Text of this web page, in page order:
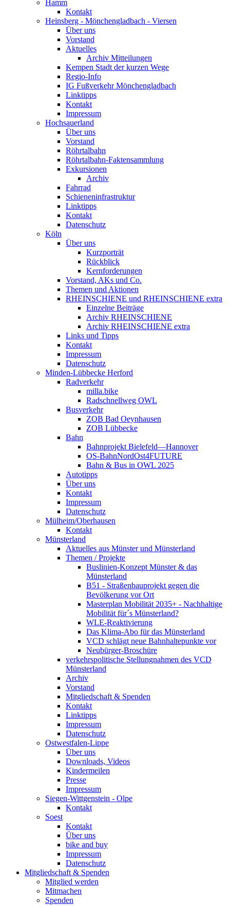
Hamm
Kontakt
Heinsberg - Mönchengladbach - Viersen
Über uns
Vorstand
Aktuelles
Archiv Mitteilungen
Kempen Stadt der kurzen Wege
Regio-Info
IG Fußverkehr Mönchengladbach
Linktipps
Kontakt
Impressum
Hochsauerland
Über uns
Vorstand
Röhrtalbahn
Röhrtalbahn-Faktensammlung
Exkursionen
Archiv
Fahrrad
Schieneninfrastruktur
Linktipps
Kontakt
Datenschutz
Köln
Über uns
Kurzporträt
Rückblick
Kernforderungen
Vorstand, AKs und Co.
Themen und Aktionen
RHEINSCHIENE und RHEINSCHIENE extra
Einzelne Beiträge
Archiv RHEINSCHIENE
Archiv RHEINSCHIENE extra
Links und Tipps
Kontakt
Impressum
Datenschutz
Minden-Lübbecke Herford
Radverkehr
milla.bike
Radschnellweg OWL
Busverkehr
ZOB Bad Oeynhausen
ZOB Lübbecke
Bahn
Bahnprojekt Bielefeld—Hannover
OS-BahnNordOst4FUTURE
Bahn & Bus in OWL 2025
Autotipps
Über uns
Kontakt
Impressum
Datenschutz
Mülheim/Oberhausen
Kontakt
Münsterland
Aktuelles aus Münster und Münsterland
Themen / Projekte
Buslinien-Konzept Münster & das
Münsterland
B51 - Straßenbauprojekt gegen die
Bevölkerung vor Ort
Masterplan Mobilität 2035+ - Nachhaltige
Mobilität für´s Münsterland?
WLE-Reaktivierung
Das Klima-Abo für das Münsterland
VCD schlägt neue Bahnhaltepunkte vor
Neubürger-Broschüre
verkehrspolitische Stellungnahmen des VCD
Münsterland
Archiv
Vorstand
Mitgliedschaft & Spenden
Kontakt
Linktipps
Impressum
Datenschutz
Ostwestfalen-Lippe
Über uns
Downloads, Videos
Kindermeilen
Presse
Impressum
Siegen-Wittgenstein - Olpe
Kontakt
Soest
Kontakt
Über uns
bike and buy
Impressum
Datenschutz
Mitgliedschaft & Spenden
Mitglied werden
Mitmachen
Spenden